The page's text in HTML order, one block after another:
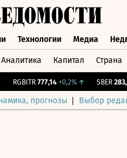
Технологии Медиа
Аналитика Капитал Страна
RGBITR 777,14 +0,2%↑ SBER
прогнозы Выбор